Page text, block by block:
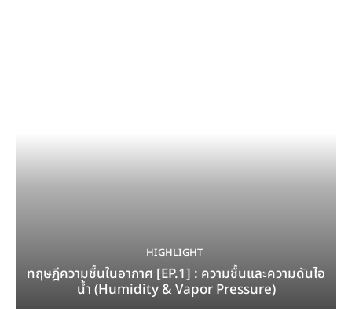
HIGHLIGHT
ทฤษฎีความชื้นในอากาศ [EP.1] : ความชื้นและความดันไอ
น้ำ (Humidity & Vapor Pressure)